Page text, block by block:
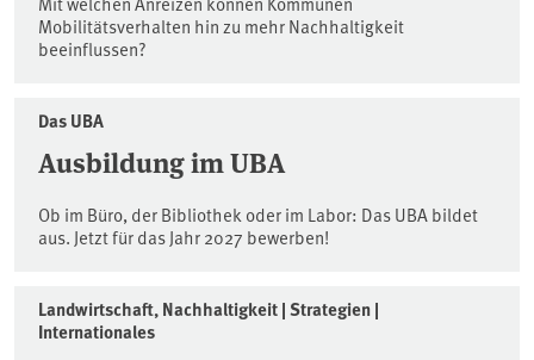
Mobilitätsverhalten hin zu mehr Nachhaltigkeit
beeinflussen?
Das UBA
Ausbildung im UBA
Ob im Büro, der Bibliothek oder im Labor: Das UBA bildet
aus. Jetzt für das Jahr 2027 bewerben!
Landwirtschaft, Nachhaltigkeit | Strategien |
Internationales